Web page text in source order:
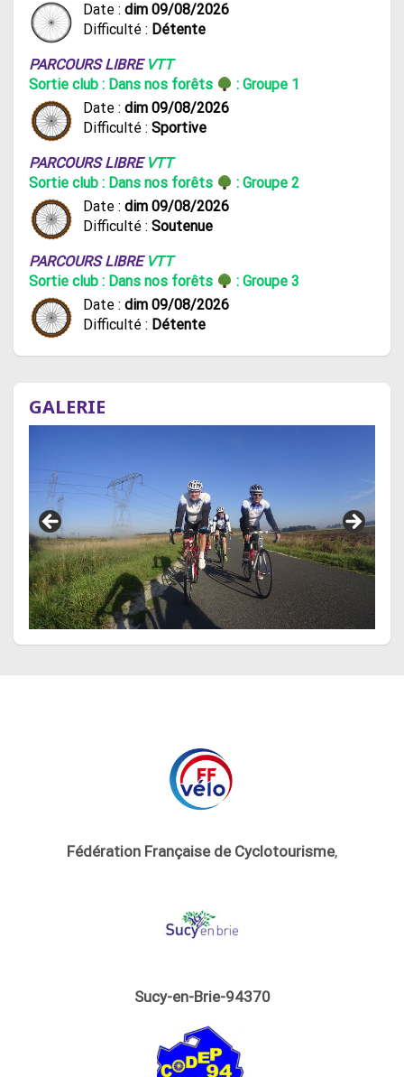
Date : dim 09/08/2026
Difficulté : Détente
PARCOURS LIBRE VTT
Sortie club : Dans nos forêts
: Groupe 1
Date : dim 09/08/2026
Difficulté : Sportive
PARCOURS LIBRE VTT
Sortie club : Dans nos forêts
: Groupe 2
Date : dim 09/08/2026
Difficulté : Soutenue
PARCOURS LIBRE VTT
Sortie club : Dans nos forêts
: Groupe 3
Date : dim 09/08/2026
Difficulté : Détente
GALERIE
Fédération Française de Cyclotourisme,
Sucy-en-Brie-94370